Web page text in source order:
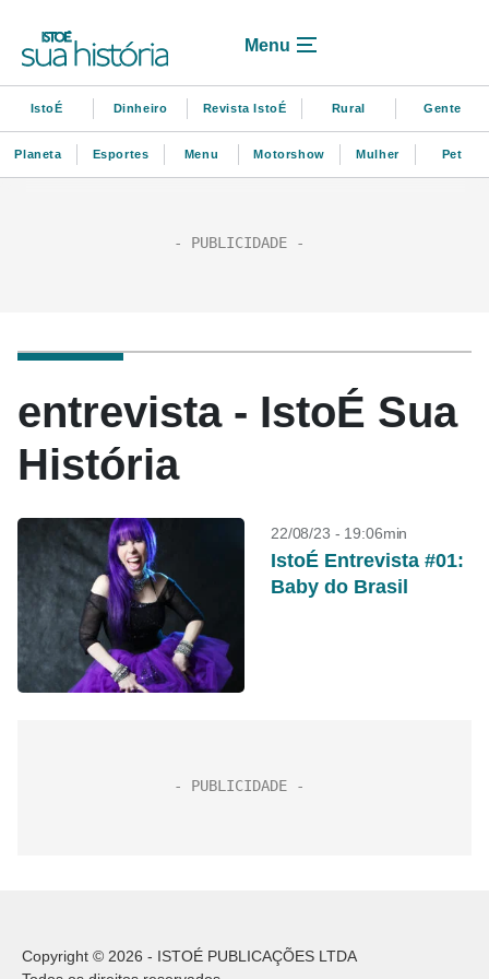
Menu
IstoÉ Dinheiro Revista IstoÉ Rural Gente
Planeta Esportes Menu Motorshow Mulher Pet
entrevista - IstoÉ Sua
História
22/08/23 - 19:06min
IstoÉ Entrevista #01:
Baby do Brasil
Copyright © 2026 - ISTOÉ PUBLICAÇÕES LTDA